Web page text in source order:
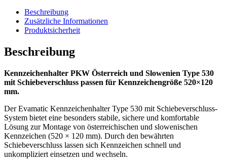
Beschreibung
Zusätzliche Informationen
Produktsicherheit
Beschreibung
Kennzeichenhalter PKW Österreich und Slowenien Type 530
mit Schiebeverschluss passen für Kennzeichengröße 520×120
mm.
Der Evamatic Kennzeichenhalter Type 530 mit Schiebeverschluss-
System bietet eine besonders stabile, sichere und komfortable
Lösung zur Montage von österreichischen und slowenischen
Kennzeichen (520 × 120 mm). Durch den bewährten
Schiebeverschluss lassen sich Kennzeichen schnell und
unkompliziert einsetzen und wechseln.